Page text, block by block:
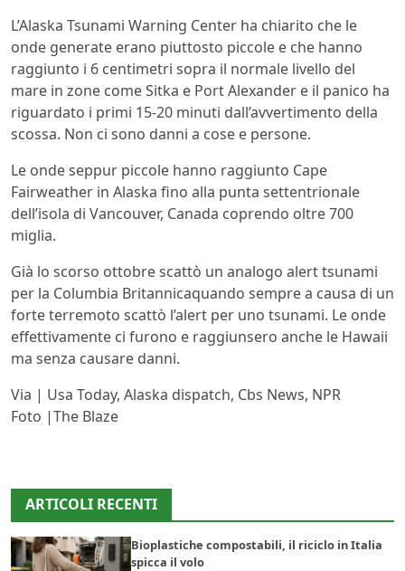
L’Alaska Tsunami Warning Center ha chiarito che le
onde generate erano piuttosto piccole e che hanno
raggiunto i 6 centimetri sopra il normale livello del
mare in zone come Sitka e Port Alexander e il panico ha
riguardato i primi 15-20 minuti dall’avvertimento della
scossa. Non ci sono danni a cose e persone.
Le onde seppur piccole hanno raggiunto Cape
Fairweather in Alaska fino alla punta settentrionale
dell’isola di Vancouver, Canada coprendo oltre 700
miglia.
Già lo scorso ottobre scattò un analogo alert tsunami
per la Columbia Britannicaquando sempre a causa di un
forte terremoto scattò l’alert per uno tsunami. Le onde
effettivamente ci furono e raggiunsero anche le Hawaii
ma senza causare danni.
Via | Usa Today, Alaska dispatch, Cbs News, NPR
Foto |The Blaze
ARTICOLI RECENTI
Bioplastiche compostabili, il riciclo in Italia
spicca il volo